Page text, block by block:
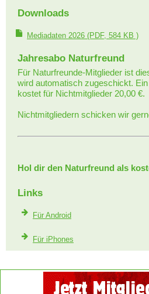
Downloads
Mediadaten 2026 (PDF, 584 KB )
Jahresabo Naturfreund
Für Naturfreunde-Mitglieder ist
wird automatisch zugeschickt.
kostet für Nichtmitglieder 20,00 €.
Nichtmitgliedern schicken wir
Hol dir den Naturfreund als
Links
Für Android
Für iPhones